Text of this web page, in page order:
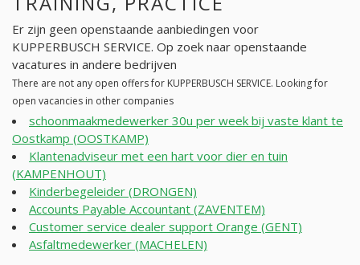
Er zijn geen openstaande aanbiedingen voor
KUPPERBUSCH SERVICE. Op zoek naar openstaande
vacatures in andere bedrijven
There are not any open offers for KUPPERBUSCH SERVICE. Looking for
open vacancies in other companies
schoonmaakmedewerker 30u per week bij vaste klant te
Oostkamp (OOSTKAMP)
Klantenadviseur met een hart voor dier en tuin
(KAMPENHOUT)
Kinderbegeleider (DRONGEN)
Accounts Payable Accountant (ZAVENTEM)
Customer service dealer support Orange (GENT)
Asfaltmedewerker (MACHELEN)